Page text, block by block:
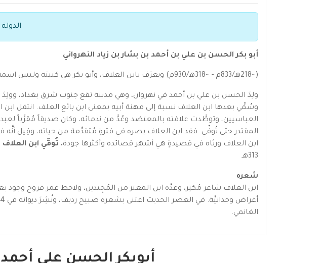
أبو بكر الحسن بن علي بن أحمد بن بشار بن زياد النهرواني
(~218هـ/833م - ~318هـ/930م) ويعرَف بابن العلاف، وأبو بكر هي كنيته وليس اسمه، وهو أديب وشاعر وراوية عاش في العصر العباسي الأوَّل.
وسُمِّي بعدها ابن العلاف نسبة إلى مهنة أبيه بمعنى ابن بائع العلف. انتقل
العباسيين، وتوطَّدت علاقته بالمعتضد وعُدَّ من ندمائه، وكان صديقاً مُقرَّباً
المقتدر حتى تُوفِّي. فقد ابن العلاف بصره في فترةٍ مُتقدِّمة من حياته، وقِيل أنَّه
ابن العلاف ورثاه في قصيدةٍ هي أشهر قصائده وأكثرها جودة. تُوفِّي ابن العلاف في
313هـ.
شعره
ابن العلاف شاعر مُكثِر، وعدَّه ابن المعتز من المُجِيدين، ولاحظ عمر فروخ
الغانمي.
أبوبكر الحسن علي أحمد